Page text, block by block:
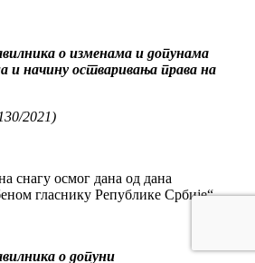
о изменама и допунама
и начину остваривања права на
2021)
снагу осмог дана од дана
гласнику Републике Србије“.
о допуни